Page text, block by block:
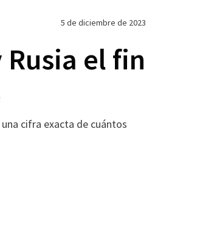
5 de diciembre de 2023
el fin
cifra exacta de cuántos